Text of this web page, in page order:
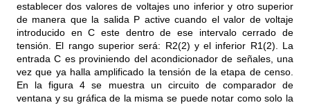
establecer dos valores de voltajes uno inferior y otro superior
de manera que la salida P active cuando el valor de voltaje
introducido en C este dentro de ese intervalo cerrado de
tensión. El rango superior será: R2(2) y el inferior R1(2). La
entrada C es proviniendo del acondicionador de señales, una
vez que ya halla amplificado la tensión de la etapa de censo.
En la figura 4 se muestra un circuito de comparador de
ventana y su gráfica de la misma se puede notar como solo la